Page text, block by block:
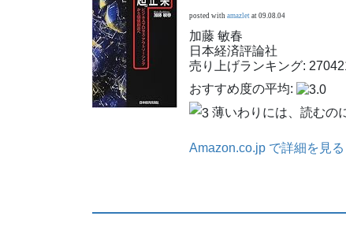
posted with amazlet at 09.08.04
加藤 敏春
日本経済評論社
売り上げランキング:
おすすめ度の平均:
薄いわりには、読むの
Amazon.co.jp で詳細を見る